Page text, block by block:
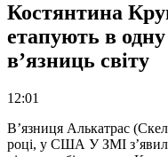
Костянтина
етапують в
в’язниць світу
12:01
В’язниця Алькатрас
році, у США У ЗМІ